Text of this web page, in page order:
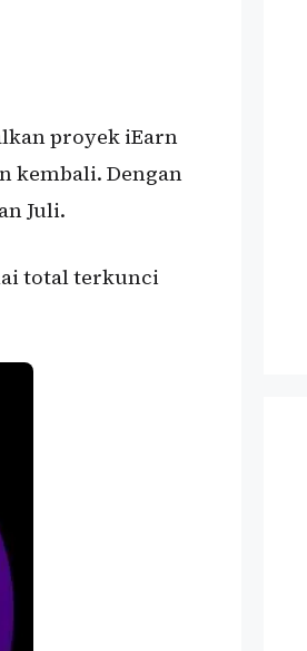
proyek iEarn
kembali. Dengan
Juli.
total terkunci